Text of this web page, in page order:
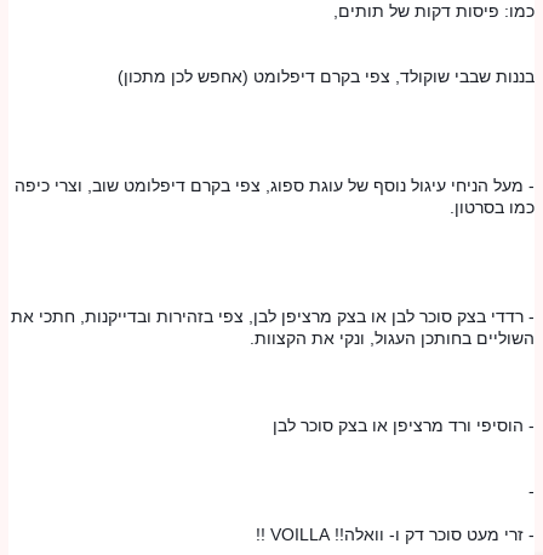
כמו: פיסות דקות של תותים,
בננות שבבי שוקולד, צפי בקרם דיפלומט (אחפש לכן מתכון)
כמו בסרטון.
השוליים בחותכן העגול, ונקי את הקצוות.
- הוסיפי ורד מרציפן או בצק סוכר לבן
-
- זרי מעט סוכר דק ו- וואלה!! VOILLA !!